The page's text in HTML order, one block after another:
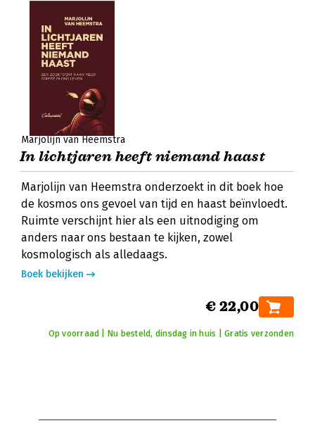
Marjolijn van Heemstra
In lichtjaren heeft niemand haast
Marjolijn van Heemstra onderzoekt in dit boek hoe
de kosmos ons gevoel van tijd en haast beïnvloedt.
Ruimte verschijnt hier als een uitnodiging om
anders naar ons bestaan te kijken, zowel
kosmologisch als alledaags.
Boek bekijken
€ 22,00
Op voorraad | Nu besteld, dinsdag in huis | Gratis verzonden